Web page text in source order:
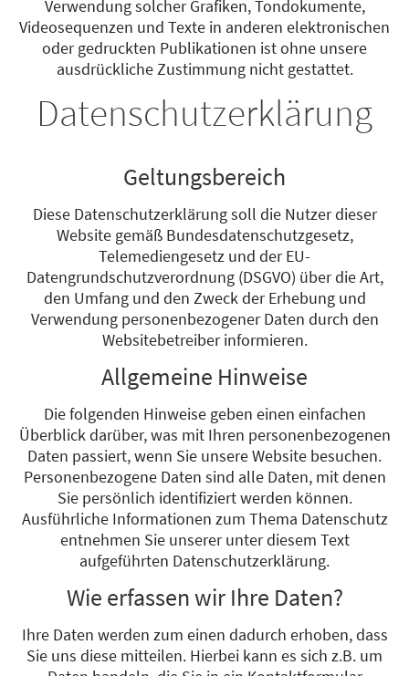
Verwendung solcher Grafiken, Tondokumente,
Videosequenzen und Texte in anderen elektronischen
oder gedruckten Publikationen ist ohne unsere
ausdrückliche Zustimmung nicht gestattet.
Datenschutzerklärung
Geltungsbereich
Diese Datenschutzerklärung soll die Nutzer dieser
Website gemäß Bundesdatenschutzgesetz,
Telemediengesetz und der EU-
Datengrundschutzverordnung (DSGVO) über die Art,
den Umfang und den Zweck der Erhebung und
Verwendung personenbezogener Daten durch den
Websitebetreiber informieren.
Allgemeine Hinweise
Die folgenden Hinweise geben einen einfachen
Überblick darüber, was mit Ihren personenbezogenen
Daten passiert, wenn Sie unsere Website besuchen.
Personenbezogene Daten sind alle Daten, mit denen
Sie persönlich identifiziert werden können.
Ausführliche Informationen zum Thema Datenschutz
entnehmen Sie unserer unter diesem Text
aufgeführten Datenschutzerklärung.
Wie erfassen wir Ihre Daten?
Ihre Daten werden zum einen dadurch erhoben, dass
Sie uns diese mitteilen. Hierbei kann es sich z.B. um